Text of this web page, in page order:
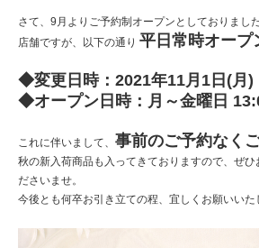
さて、9月よりご予約制オープンとしておりまし
店舗ですが、以下の通り 平日常時オープ
◆変更日時：2021年11月1日(月)
◆オープン日時：月～金曜日
これに伴いまして、 事前のご予約なく
秋の新入荷商品も入ってきておりますので、ぜひ
ださいませ。
今後とも何卒お引き立ての程、宜しくお願いいた